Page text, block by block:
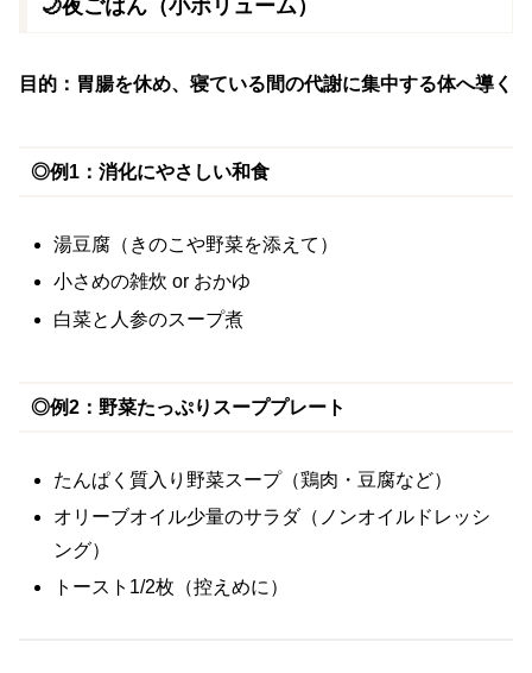
🌙夜ごはん（小ボリューム）
目的：胃腸を休め、寝ている間の代謝に集中する体へ導く
◎例1：消化にやさしい和食
湯豆腐（きのこや野菜を添えて）
小さめの雑炊 or おかゆ
白菜と人参のスープ煮
◎例2：野菜たっぷりスーププレート
たんぱく質入り野菜スープ（鶏肉・豆腐など）
オリーブオイル少量のサラダ（ノンオイルドレッシ
ング）
トースト1/2枚（控えめに）